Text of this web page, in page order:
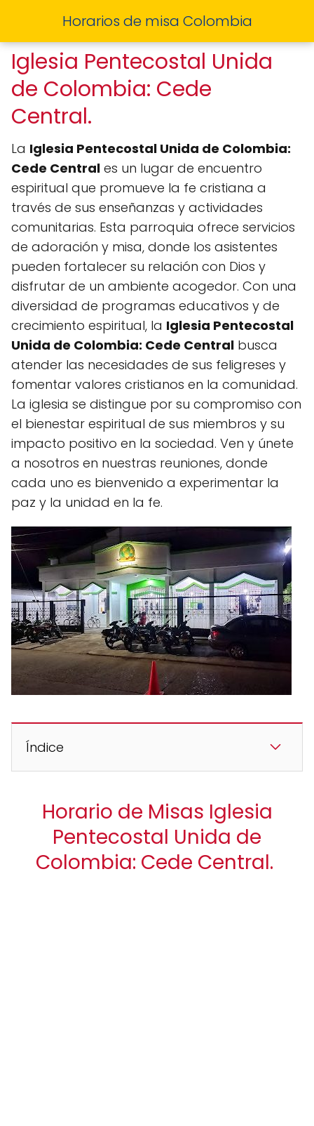
Horarios de misa Colombia
Iglesia Pentecostal Unida
de Colombia: Cede
Central.
La Iglesia Pentecostal Unida de Colombia:
Cede Central es un lugar de encuentro
espiritual que promueve la fe cristiana a
través de sus enseñanzas y actividades
comunitarias. Esta parroquia ofrece servicios
de adoración y misa, donde los asistentes
pueden fortalecer su relación con Dios y
disfrutar de un ambiente acogedor. Con una
diversidad de programas educativos y de
crecimiento espiritual, la Iglesia Pentecostal
Unida de Colombia: Cede Central busca
atender las necesidades de sus feligreses y
fomentar valores cristianos en la comunidad.
La iglesia se distingue por su compromiso con
el bienestar espiritual de sus miembros y su
impacto positivo en la sociedad. Ven y únete
a nosotros en nuestras reuniones, donde
cada uno es bienvenido a experimentar la
paz y la unidad en la fe.
Índice
Horario de Misas Iglesia
Pentecostal Unida de
Colombia: Cede Central.